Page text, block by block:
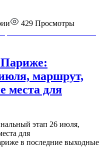
429 Просмотры
Париже:
маршрут,
места для
этап 26 июля,
для
в последние выходные